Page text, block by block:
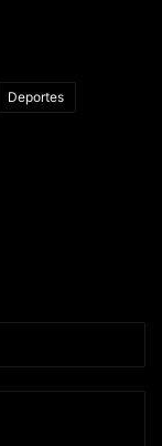
Deportes